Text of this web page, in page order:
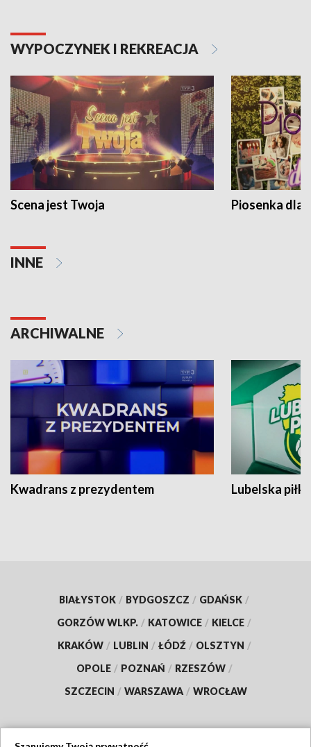
WYPOCZYNEK I REKREACJA
Scena jest Twoja Piosenka dla
INNE
ARCHIWALNE
Kwadrans z prezydentem Lubelska piłka
BIAŁYSTOK / BYDGOSZCZ / GDAŃSK /
GORZÓW WLKP. / KATOWICE / KIELCE /
KRAKÓW / LUBLIN / ŁÓDŹ / OLSZTYN /
OPOLE / POZNAŃ / RZESZÓW /
SZCZECIN / WARSZAWA / WROCŁAW